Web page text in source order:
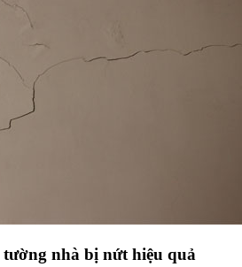
tường nhà bị nứt hiệu quả